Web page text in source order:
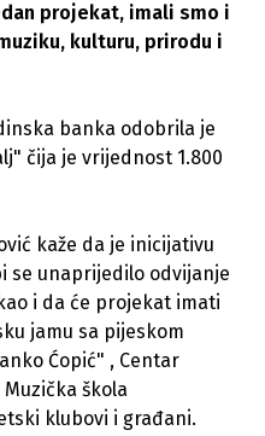
projekat, imali smo i
kulturu, prirodu i
banka odobrila je
čija je vrijednost 1.800
kaže da je inicijativu
se unaprijedilo odvijanje
i da će projekat imati
jamu sa pijeskom
Ćopić" , Centar
škola
klubovi i građani.